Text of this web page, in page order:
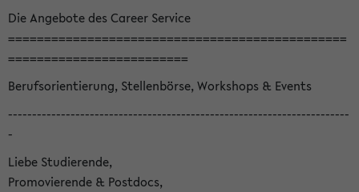
Die Angebote des Career Service
===============================================
=========================
Berufsorientierung, Stellenbörse, Workshops & Events
-----------------------------------------------------------------------
-
Liebe Studierende,
Promovierende & Postdocs,